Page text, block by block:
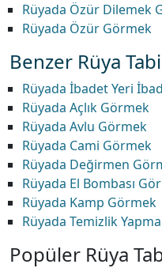
Rüyada Özür Dilemek
Rüyada Özür Görmek
Benzer Rüya
Rüyada İbadet Yeri
Rüyada Açlık Görmek
Rüyada Avlu Görmek
Rüyada Cami Görmek
Rüyada Değirmen
Rüyada El Bombası
Rüyada Kamp Görmek
Rüyada Temizlik
Popüler Rüya